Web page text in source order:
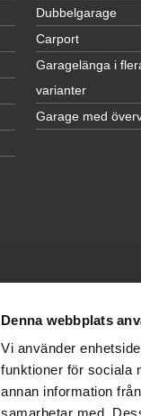
Denna webbplats
Vi använder
funktioner för sociala
annan information
Dubbelgarage
Carport
Garagelänga i
varianter
Garage med